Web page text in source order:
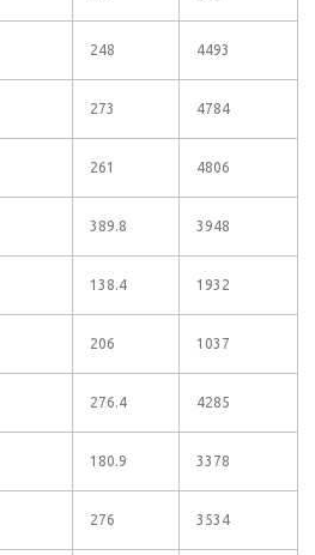
248 4493
273 4784
261 4806
389.8 3948
138.4 1932
206 1037
276.4 4285
180.9 3378
276 3534